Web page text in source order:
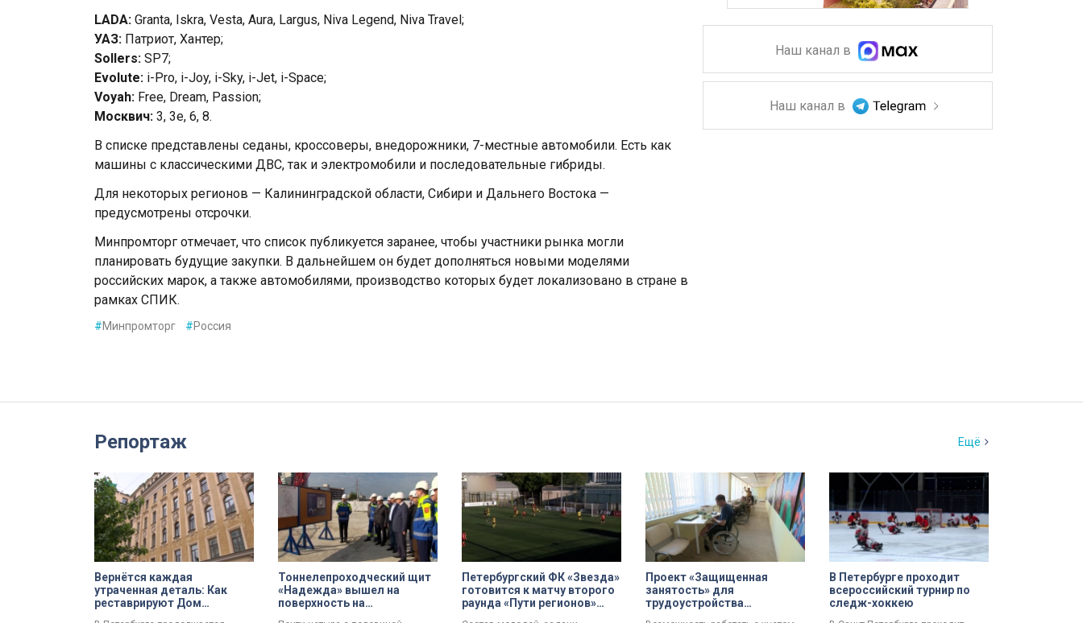
LADA: Granta, Iskra, Vesta, Aura, Largus, Niva Legend, Niva Travel;
УАЗ: Патриот, Хантер;
Sollers: SP7;
Evolute: i-Pro, i-Joy, i-Sky, i-Jet, i-Space;
Voyah: Free, Dream, Passion;
Москвич: 3, 3e, 6, 8.
В списке представлены седаны, кроссоверы, внедорожники, 7-местные автомобили. Есть как
машины с классическими ДВС, так и электромобили и последовательные гибриды.
Для некоторых регионов — Калининградской области, Сибири и Дальнего Востока —
предусмотрены отсрочки.
Минпромторг отмечает, что список публикуется заранее, чтобы участники рынка могли
планировать будущие закупки. В дальнейшем он будет дополняться новыми моделями
российских марок, а также автомобилями, производство которых будет локализовано в стране в
рамках СПИК.
#Минпромторг #Россия
Наш канал в
Наш канал в
Репортаж Ещё
Вернётся каждая
утраченная деталь: Как
реставрируют Дом
Тоннелепроходческий щит
«Надежда» вышел на
поверхность на
Петербургский ФК «Звезда»
готовится к матчу второго
раунда «Пути регионов»
Проект «Защищенная
занятость» для
трудоустройства
В Петербурге проходит
всероссийский турнир по
следж-хоккею